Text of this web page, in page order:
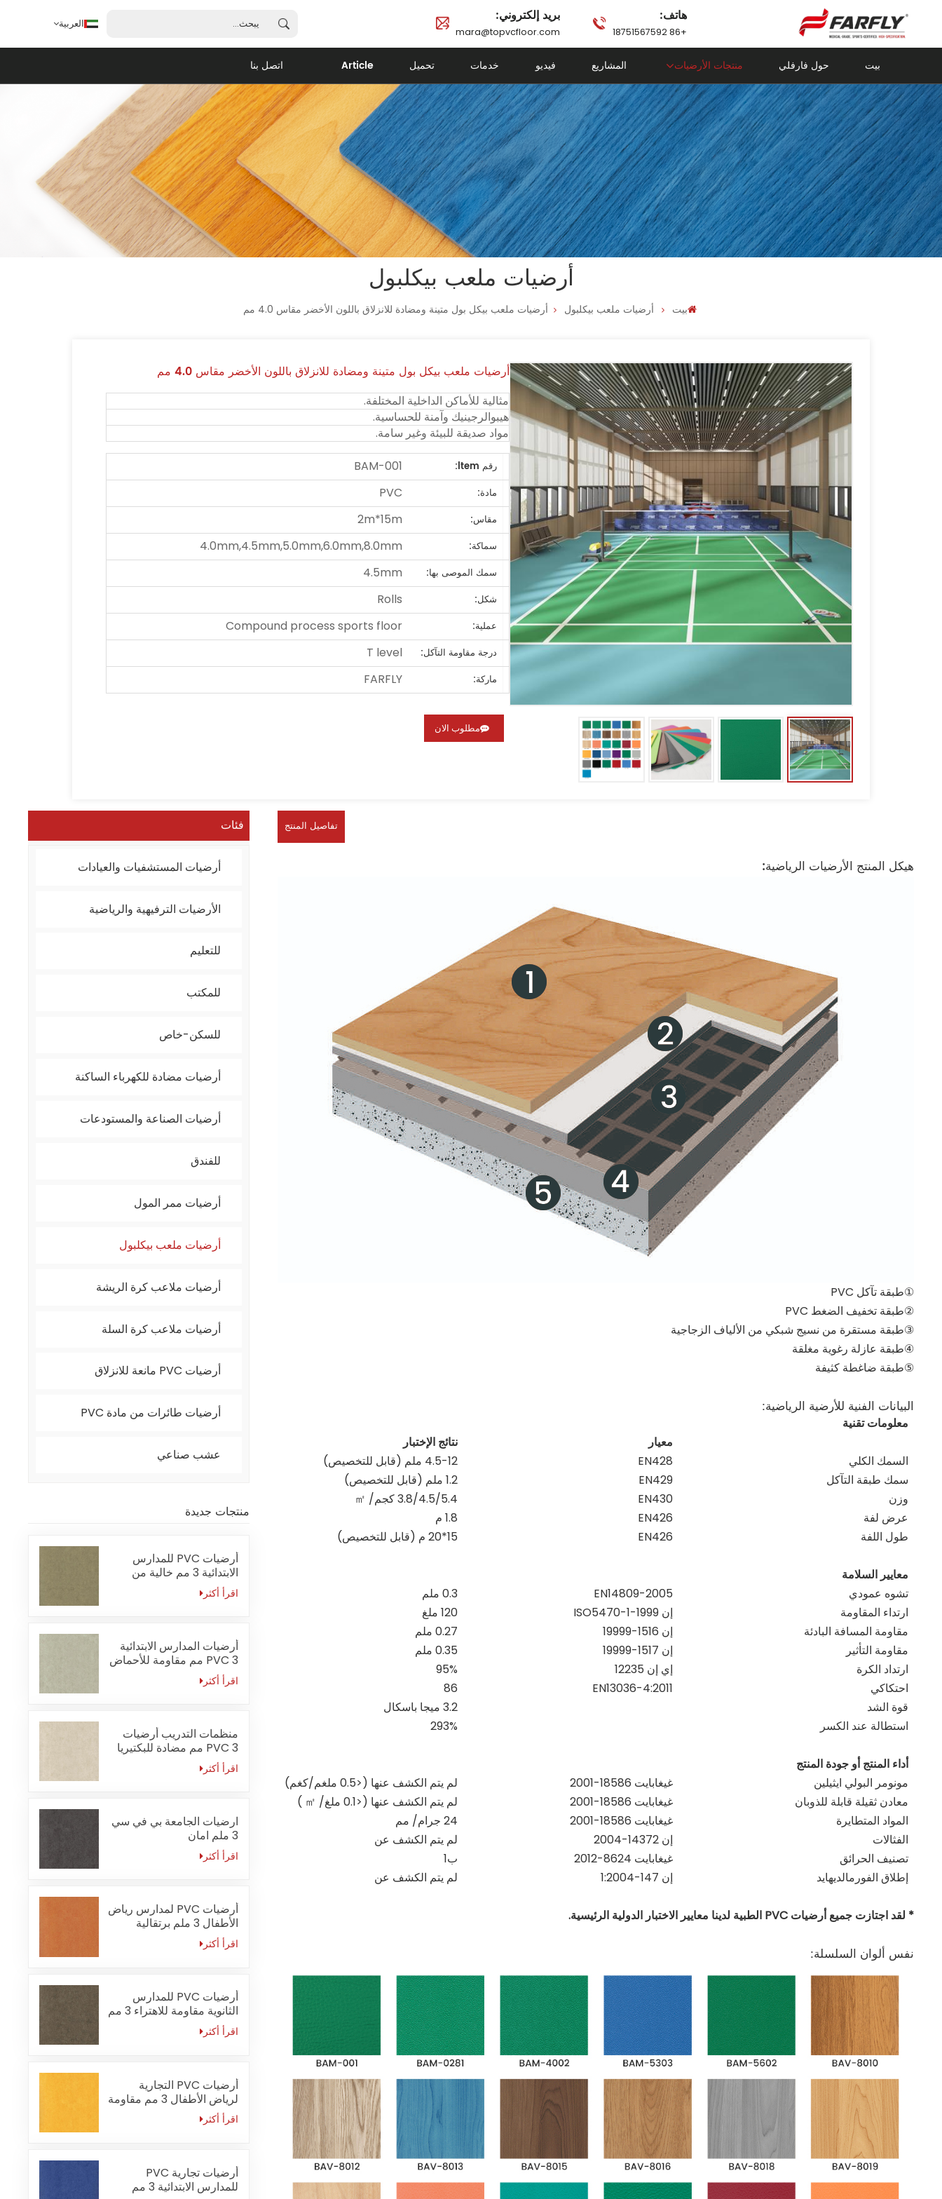
هاتف:
+86 18751567592
بريد إلكتروني:
mara@topvcfloor.com
العربية
العربية
français
español
português
بيت حول فارفلي منتجات الأرضيات المشاريع فيديو خدمات تحميل Article اتصل بنا
أرضيات ملعب بيكلبول
بيت أرضيات ملعب بيكلبول أرضيات ملعب بيكل بول متينة ومضادة للانزلاق باللون الأخضر مقاس 4.0 مم
أرضيات ملعب بيكل بول متينة ومضادة للانزلاق باللون الأخضر مقاس 4.0 مم
مثالية للأماكن الداخلية المختلفة.
هيبوالرجينيك وآمنة للحساسية.
مواد صديقة للبيئة وغير سامة.
رقم ltem: BAM-001
مادة: PVC
مقاس: 2m*15m
سماكة: 4.0mm,4.5mm,5.0mm,6.0mm,8.0mm
سمك الموصى بها: 4.5mm
شكل: Rolls
عملية: Compound process sports floor
درجة مقاومة التآكل: T level
ماركة: FARFLY
مطلوب الان
فئات
أرضيات المستشفيات والعيادات
الأرضيات الترفيهية والرياضية
للتعليم
للمكتب
للسكن-خاص
أرضيات مضادة للكهرباء الساكنة
أرضيات الصناعة والمستودعات
للفندق
أرضيات ممر المول
أرضيات ملعب بيكلبول
أرضيات ملاعب كرة الريشة
أرضيات ملاعب كرة السلة
أرضيات PVC مانعة للانزلاق
أرضيات طائرات من مادة PVC
عشب صناعي
منتجات جديدة
أرضيات PVC للمدارس
الابتدائية 3 مم خالية من
الفورمالديهايد
اقرأ أكثر
أرضيات المدارس الابتدائية
PVC 3 مم مقاومة للأحماض
والقلويات
اقرأ أكثر
منظمات التدريب أرضيات
PVC 3 مم مضادة للبكتيريا
اقرأ أكثر
ارضيات الجامعة بي في سي
3 ملم امان
اقرأ أكثر
أرضيات PVC لمدارس رياض
الأطفال 3 ملم برتقالية
مقاومة للحريق
اقرأ أكثر
أرضيات PVC للمدارس
الثانوية مقاومة للاهتراء 3 مم
اقرأ أكثر
أرضيات PVC التجارية
لرياض الأطفال 3 مم مقاومة
للماء
اقرأ أكثر
أرضيات تجارية PVC
للمدارس الابتدائية 3 مم
تفاصيل المنتج
هيكل المنتج الأرضيات الرياضية:
①طبقة تآكل PVC
②طبقة تخفيف الضغط PVC
③طبقة مستقرة من نسيج شبكي من الألياف الزجاجية
④طبقة عازلة رغوية مغلقة
⑤طبقة ضاغطة كثيفة
البيانات الفنية للأرضية الرياضية:
معلومات تقنية
معيار
نتائج الإختبار
السمك الكلي
EN428
4.5-12 ملم (قابل للتخصيص)
سمك طبقة التآكل
EN429
1.2 ملم (قابل للتخصيص)
وزن
EN430 3.8/4.5/5.4 كجم/
㎡
عرض لفة
EN426
1.8 م
طول اللفة
EN426 15*20 م (قابل للتخصيص)
معايير السلامة
تشوه عمودي
EN14809-2005
0.3 ملم
ارتداء المقاومة
إن ISO5470-1-1999
120 ملغ
مقاومة المسافة البادئة
إن 1516-19999
0.27 ملم
مقاومة التأثير
إن 1517-19999
0.35 ملم
ارتداد الكرة
إي إن 12235
95%
احتكاكي
EN13036-4:2011
86
قوة الشد
3.2 ميجا باسكال
استطالة عند الكسر
293%
أداء المنتج أو جودة المنتج
مونومر البولي ايثيلين
غيغابايت 18586-2001
لم يتم الكشف عنها (<0.5 ملغم/كغم)
معادن ثقيلة قابلة للذوبان
غيغابايت 18586-2001 لم يتم الكشف عنها (<0.1 ملغ/ ㎡
)
المواد المتطايرة
غيغابايت 18586-2001 24 جرام/
مم
الفثالات
إن 14372-2004
لم يتم الكشف عن
تصنيف الحرائق
غيغابايت 8624-2012
ب1
إطلاق الفورمالديهايد
إن 147-1:2004 لم يتم الكشف عن
* لقد اجتازت جميع أرضيات PVC الطبية لدينا معايير الاختبار الدولية الرئيسية.
نفس ألوان السلسلة: